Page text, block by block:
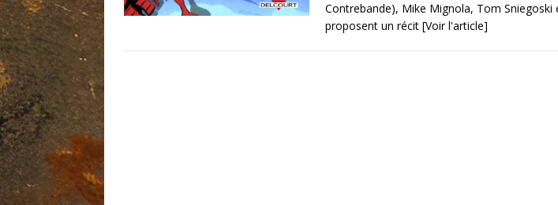
Contrebande), Mike Mignola, Tom Sniegoski
proposent un récit [Voir l'article]